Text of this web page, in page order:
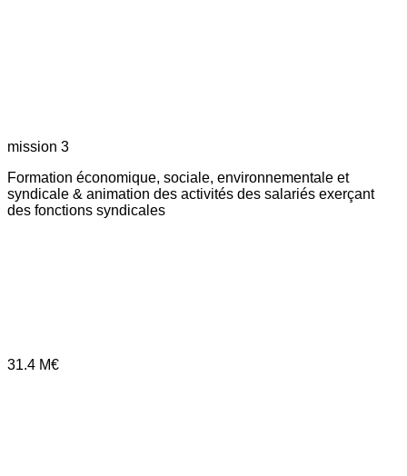
mission 3
Formation économique, sociale, environnementale et
syndicale & animation des activités des salariés exerçant
des fonctions syndicales
31.4 M€